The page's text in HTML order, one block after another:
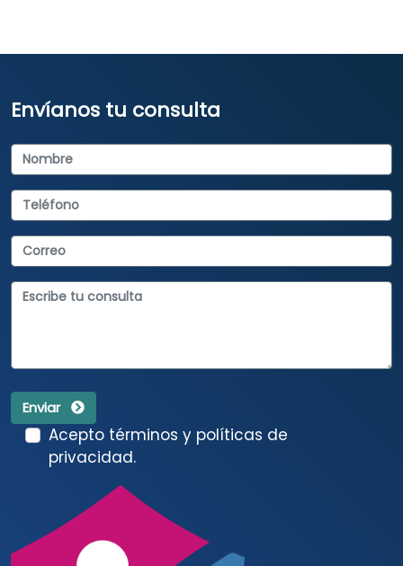
Envíanos tu consulta
Enviar
Acepto términos y políticas de
privacidad.